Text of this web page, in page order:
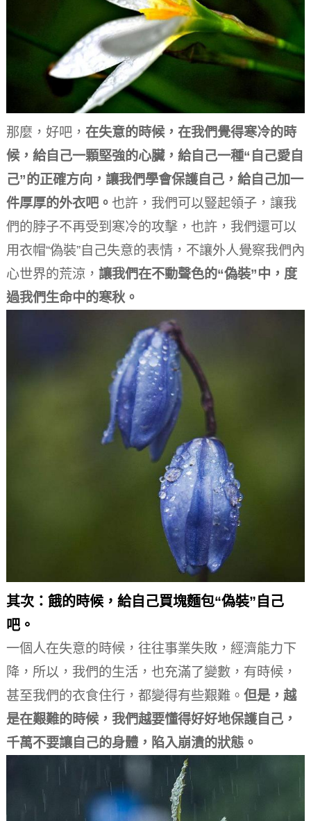
那麼，好吧， 在失意的時候，在我們覺得寒冷的時
候，給自己一顆堅強的心臟，給自己一種“自己愛自
己”的正確方向，讓我們學會保護自己，給自己加一
件厚厚的外衣吧。 也許，我們可以豎起領子，讓我
們的脖子不再受到寒冷的攻擊，也許，我們還可以
用衣帽“偽裝”自己失意的表情，不讓外人覺察我們內
心世界的荒涼， 讓我們在不動聲色的“偽裝”中，度
過我們生命中的寒秋。
其次：餓的時候，給自己買塊麵包“偽裝”自己
吧。
一個人在失意的時候，往往事業失敗，經濟能力下
降，所以，我們的生活，也充滿了變數，有時候，
甚至我們的衣食住行，都變得有些艱難。 但是，越
是在艱難的時候，我們越要懂得好好地保護自己，
千萬不要讓自己的身體，陷入崩潰的狀態。